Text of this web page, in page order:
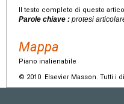
Il testo completo di questo
Parole chiave : protesi
Mappa
Piano inalienabile
© 2010 Elsevier Masson. Tutti i